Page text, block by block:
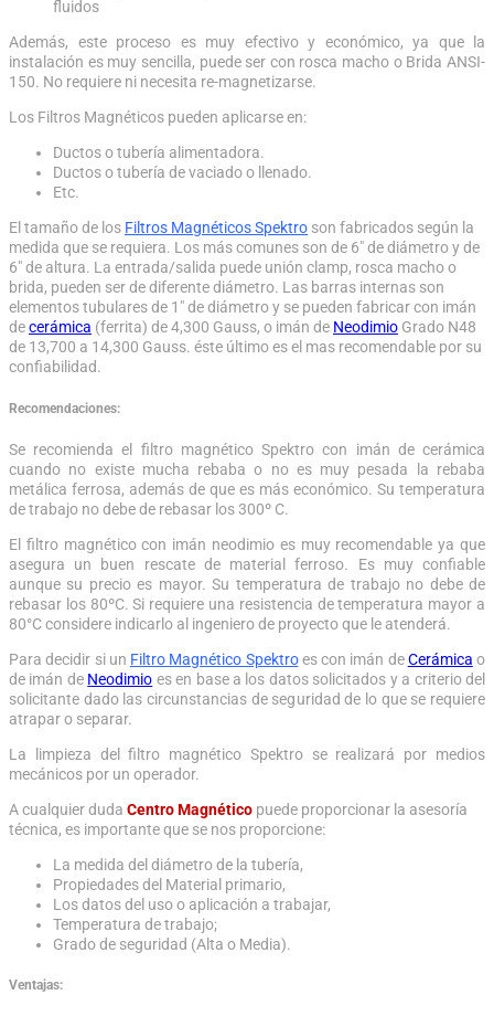
fluidos
Además, este proceso es muy efectivo y económico, ya que la
instalación es muy sencilla, puede ser con rosca macho o Brida ANSI-
150. No requiere ni necesita re-magnetizarse.
Los Filtros Magnéticos pueden aplicarse en:
Ductos o tubería alimentadora.
Ductos o tubería de vaciado o llenado.
Etc.
El tamaño de los Filtros Magnéticos Spektro son fabricados según la
medida que se requiera. Los más comunes son de 6″ de diámetro y de
6″ de altura. La entrada/salida puede unión clamp, rosca macho o
brida, pueden ser de diferente diámetro. Las barras internas son
elementos tubulares de 1″ de diámetro y se pueden fabricar con imán
decerámica (ferrita) de 4,300 Gauss, o imán de Neodimio Grado N48
de 13,700 a 14,300 Gauss. éste último es el mas recomendable por su
confiabilidad.
Recomendaciones:
Se recomienda el filtro magnético Spektro con imán de cerámica
cuando no existe mucha rebaba o no es muy pesada la rebaba
metálica ferrosa, además de que es más económico. Su temperatura
de trabajo no debe de rebasar los 300º C.
El filtro magnético con imán neodimio es muy recomendable ya que
asegura un buen rescate de material ferroso. Es muy confiable
aunque su precio es mayor. Su temperatura de trabajo no debe de
rebasar los 80ºC. Si requiere una resistencia de temperatura mayor a
80°C considere indicarlo al ingeniero de proyecto que le atenderá.
Para decidir si un Filtro Magnético Spektroes con imán deCerámica o
de imán de Neodimio es en base a los datos solicitados y a criterio del
solicitante dado las circunstancias de seguridad de lo que se requiere
atrapar o separar.
La limpieza del filtro magnético Spektro se realizará por medios
mecánicos por un operador.
A cualquier duda Centro Magnético puede proporcionar la asesoría
técnica, es importante que se nos proporcione:
La medida del diámetro de la tubería,
Propiedades del Material primario,
Los datos del uso o aplicación a trabajar,
Temperatura de trabajo;
Grado de seguridad (Alta o Media).
Ventajas: